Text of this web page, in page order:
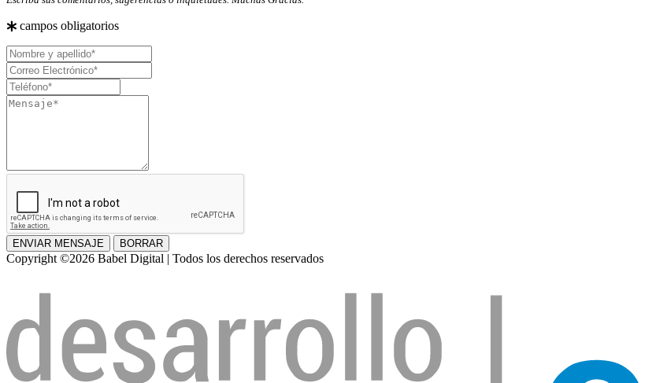
campos obligatorios
Nombre
y
apellido
Correo
Electrónico
Teléfono
Mensaje
ENVIAR MENSAJE BORRAR
Copyright ©2026 Babel Digital | Todos los derechos reservados